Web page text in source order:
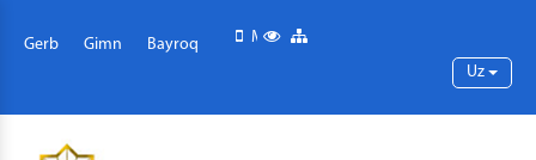
Gerb Gimn Bayroq Mobil versiya
Maxsus imkoniyatlar
Uz